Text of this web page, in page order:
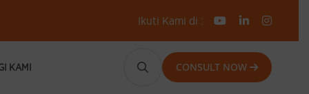
Ikuti Kami di :
KAMI CONSULT NOW